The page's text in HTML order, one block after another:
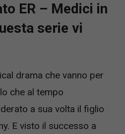
ER – Medici in
serie vi
drama che vanno per
che al tempo
a sua volta il figlio
E visto il successo a